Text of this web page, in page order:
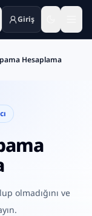
Giriş
Hesaplama
olmadığını ve